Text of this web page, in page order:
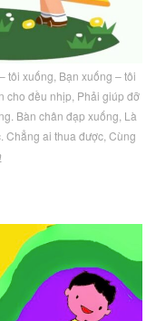
tôi xuống, Bạn xuống – tôi
cho đều nhịp, Phải giúp đỡ
Bàn chân đạp xuống, Là
Chẳng ai thua được, Cùng